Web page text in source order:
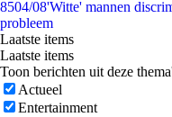
8504/08'Witte' mannen
probleem
Laatste items
Laatste items
Toon berichten uit deze
Actueel
Entertainment